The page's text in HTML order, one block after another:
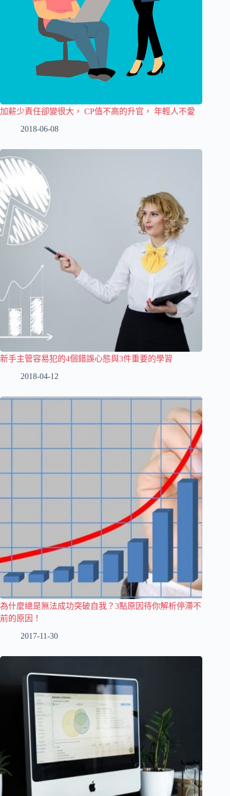
加薪少責任卻變很大， CP值不高的升官， 年輕人不愛
2018-06-08
新手主管容易犯的4個錯誤心態與3件重要的學習
2018-04-12
為什麼總是無法成功突破自我？3點原因待你解析停滯不
前的原因！
2017-11-30